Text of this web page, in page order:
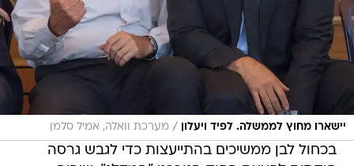
יישארו מחוץ לממשלה. לפיד ויעלון
בכחול לבן ממשיכים בהתייעצות כדי לגבש גרסה
חוקתית להצעת החוק הנורבגי "המדלג", שיהיה
רלבנטי רק לפרישה לשם מינוי שר בלבד, ולא אם יש